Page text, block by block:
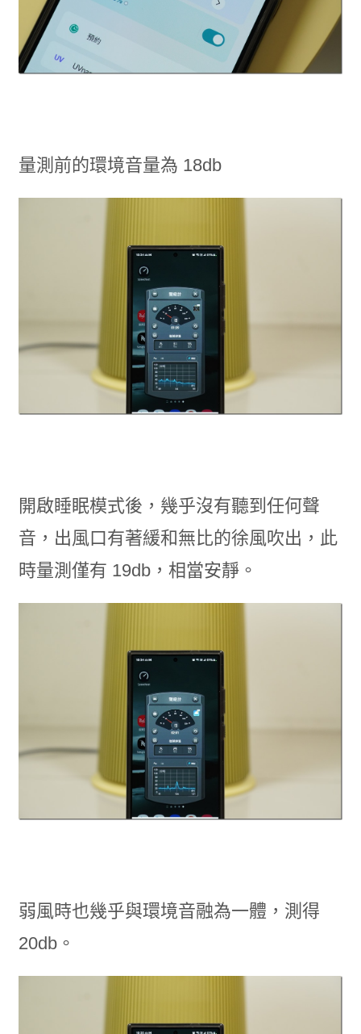
量測前的環境音量為 18db
開啟睡眠模式後，幾乎沒有聽到任何聲
音，出風口有著緩和無比的徐風吹出，此
時量測僅有 19db，相當安靜。
弱風時也幾乎與環境音融為一體，測得
20db。